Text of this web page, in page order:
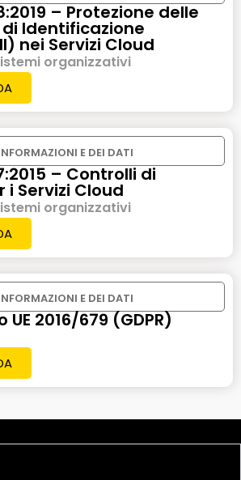
– Protezione delle
Identificazione
nei Servizi Cloud
organizzativi
E DEI DATI
– Controlli di
i Servizi Cloud
organizzativi
E DEI DATI
2016/679 (GDPR)